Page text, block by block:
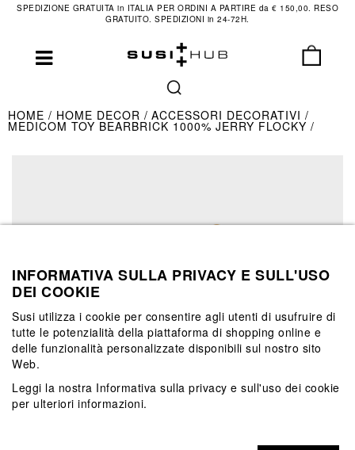
SPEDIZIONE GRATUITA in ITALIA PER ORDINI A PARTIRE da € 150,00. RESO
GRATUITO. SPEDIZIONI in 24-72H.
HOME HOME DECOR ACCESSORI DECORATIVI
MEDICOM TOY BEARBRICK 1000% JERRY FLOCKY
INFORMATIVA SULLA PRIVACY E SULL'USO
DEI COOKIE
Susi utilizza i cookie per consentire agli utenti di usufruire di
tutte le potenzialità della piattaforma di shopping online e
delle funzionalità personalizzate disponibili sul nostro sito
Web.
Leggi la nostra Informativa sulla privacy e sull'uso dei cookie
per ulteriori informazioni.